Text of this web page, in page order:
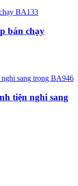
bán chạy
tiện nghi sang